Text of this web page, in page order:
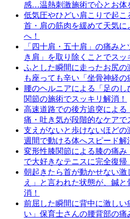
感…温熱刺激施術で心とお体
低気圧やひどい肩こりで起
首・肩の筋肉を緩めて天気
へ！
「四十肩・五十肩」の痛み
き肩」を取り除くことでスッ
ふとした瞬間に走ったお尻
も座っても辛い「坐骨神経
腰のヘルニアによる「足の
関節の施術でスッキリ解消！
高速道路での後方追突によ
痛・吐き気が段階的なケアで
支えがないと歩けないほど
週間で動ける体へスピード解
変形性膝関節による膝の痛み
で大好きなテニスに完全復帰
朝起きたら首が動かせない
え」と言われた状態が、鍼
消！
前屈した瞬間に背中に激し
い」保育士さんの腰背部の